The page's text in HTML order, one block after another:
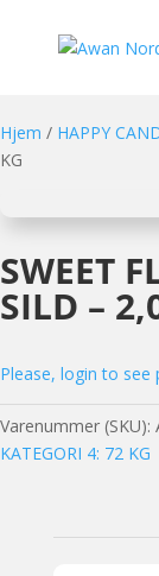
Hjem / HAPPY
KG
SWEET
SILD –
Please, login to see
Varenummer (SKU):
KATEGORI 4: 72 KG